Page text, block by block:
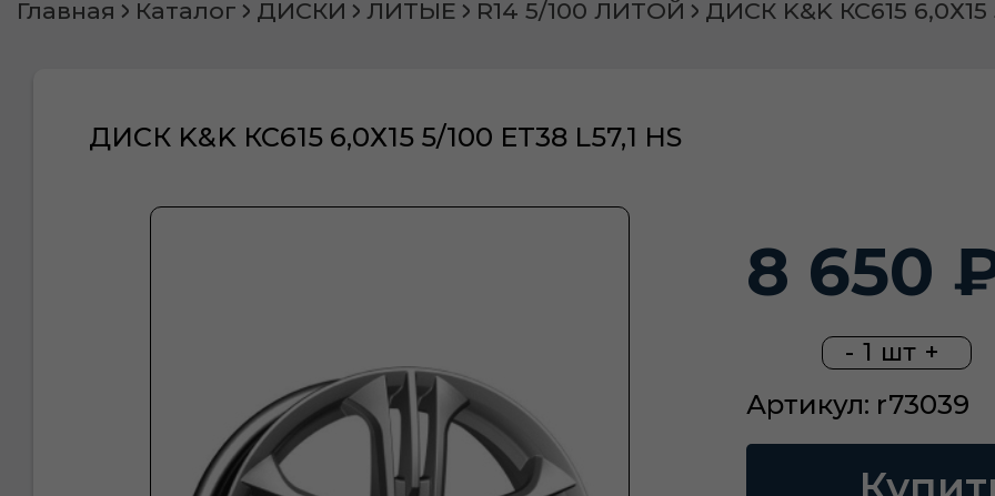
Главная Каталог ДИСКИ ЛИТЫЕ R14 5/100 ЛИТОЙ ДИСК K&K КС615 6,0Х15
ДИСК K&K КС615 6,0Х15 5/100 ET38 L57,1 HS
8 650
- 1 шт +
Артикул: r73039